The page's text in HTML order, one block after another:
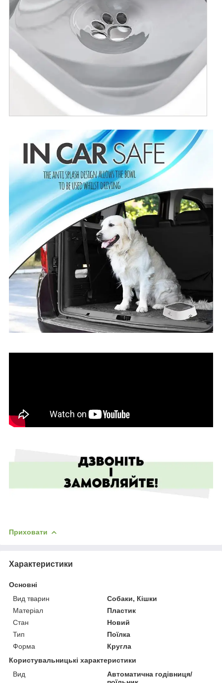
Приховати
Характеристики
Основні
Вид тварин
Собаки, Кішки
Матеріал
Пластик
Стан
Новий
Тип
Поїлка
Форма
Кругла
Користувальницькі характеристики
Вид
Автоматична годівниця/